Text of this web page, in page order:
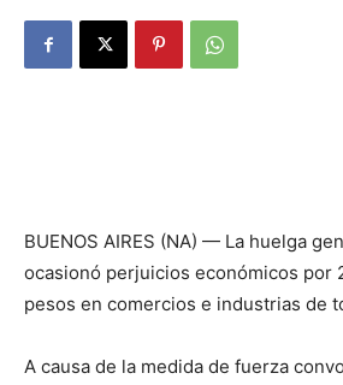
BUENOS AIRES (NA) — La huelga
ocasionó perjuicios económicos por
pesos en comercios e industrias de
A causa de la medida de fuerza